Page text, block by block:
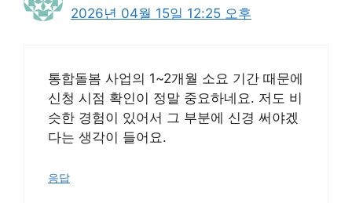
2026년 04월 15일 12:25 오후
통합돌봄 사업의 1~2개월 소요 기간 때문에
신청 시점 확인이 정말 중요하네요. 저도 비
슷한 경험이 있어서 그 부분에 신경 써야겠
다는 생각이 들어요.
응답